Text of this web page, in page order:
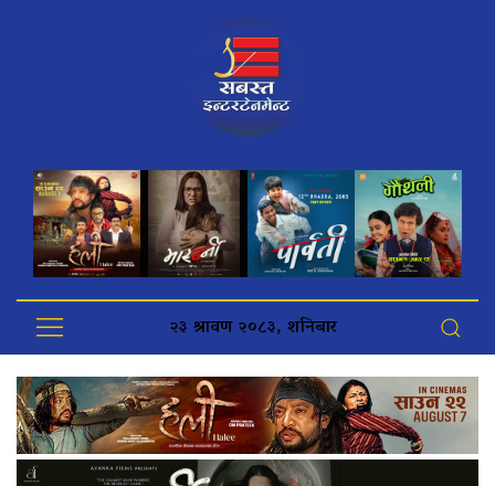
२३ श्रावण २०८३, शनिबार